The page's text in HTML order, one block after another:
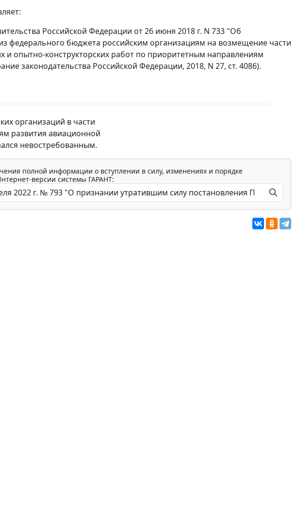
Российской Федерации от 26 июня 2018 г. N 733 "Об
федерального бюджета российским организациям на возмещение части
и опытно-конструкторских работ по приоритетным направлениям
законодательства Российской Федерации, 2018, N 27, ст. 4086).
организаций в части
развития авиационной
невостребованным.
полной информации о вступлении в силу, изменениях и порядке
версии системы ГАРАНТ: